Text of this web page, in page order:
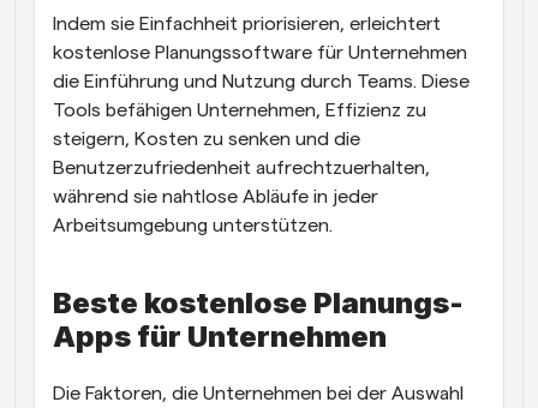
Indem sie Einfachheit priorisieren, erleichtert
kostenlose Planungssoftware für Unternehmen
die Einführung und Nutzung durch Teams. Diese
Tools befähigen Unternehmen, Effizienz zu
steigern, Kosten zu senken und die
Benutzerzufriedenheit aufrechtzuerhalten,
während sie nahtlose Abläufe in jeder
Arbeitsumgebung unterstützen.
Beste kostenlose Planungs-
Apps für Unternehmen
Die Faktoren, die Unternehmen bei der Auswahl